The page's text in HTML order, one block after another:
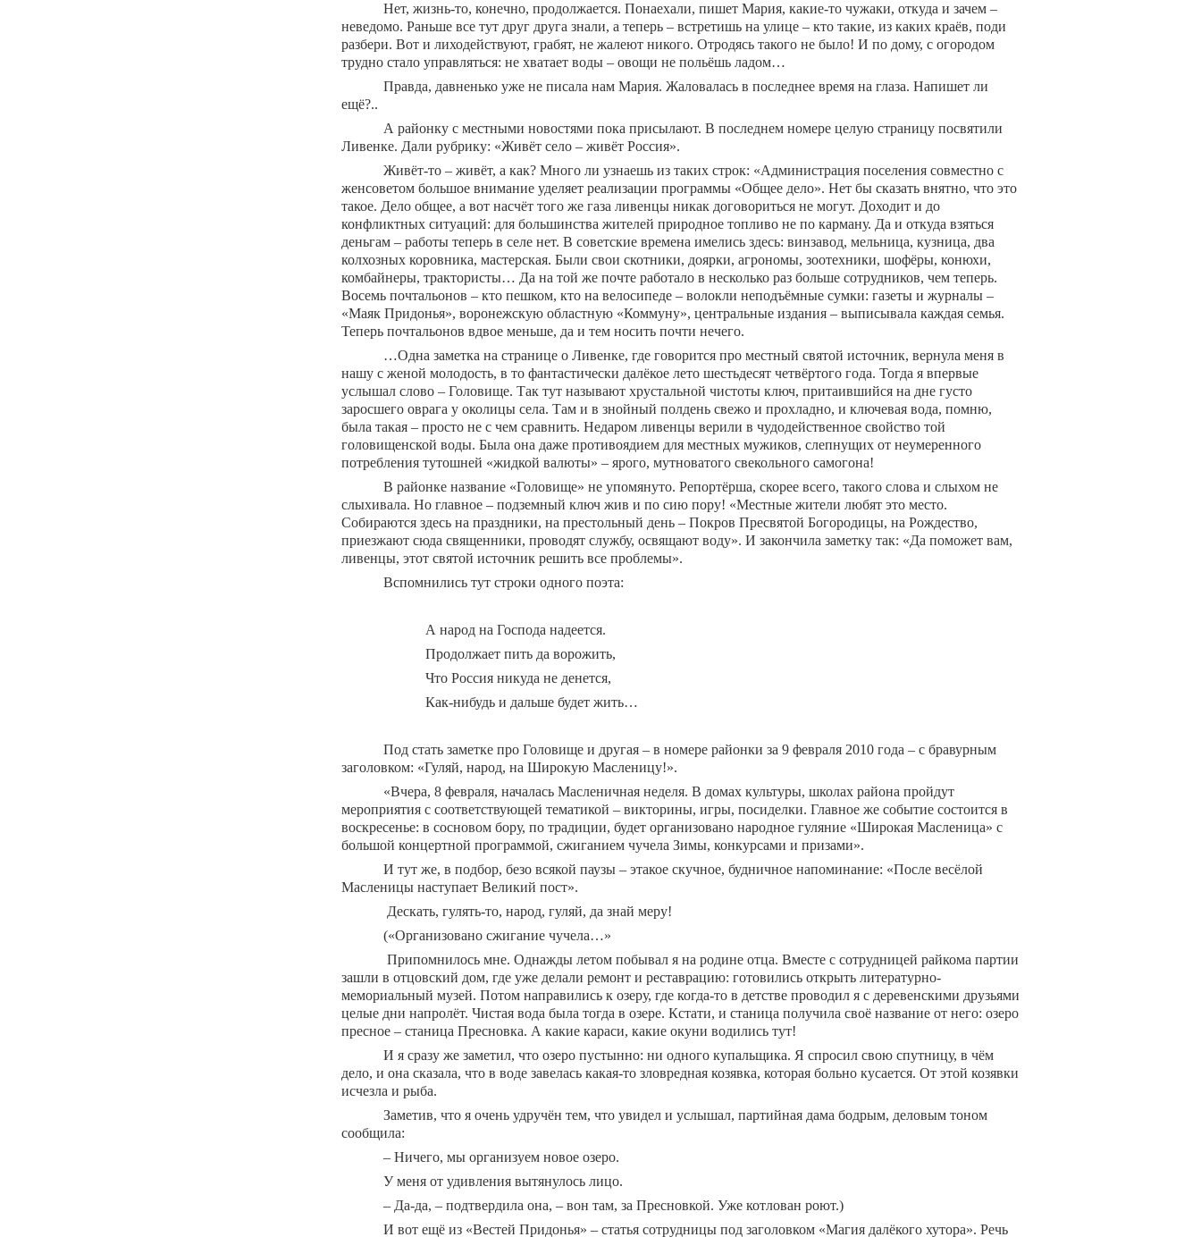
Нет, жизнь-то, конечно, продолжается. Понаехали, пишет Мария, какие-то чужаки, откуда и зачем –
неведомо. Раньше все тут друг друга знали, а теперь – встретишь на улице – кто такие, из каких краёв, поди
разбери. Вот и лиходействуют, грабят, не жалеют никого. Отродясь такого не было! И по дому, с огородом
трудно стало управляться: не хватает воды – овощи не польёшь ладом…
Правда, давненько уже не писала нам Мария. Жаловалась в последнее время на глаза. Напишет ли
ещё?..
А районку с местными новостями пока присылают. В последнем номере целую страницу посвятили
Ливенке. Дали рубрику: «Живёт село – живёт Россия».
Живёт-то – живёт, а как? Много ли узнаешь из таких строк: «Администрация поселения совместно с
женсоветом большое внимание уделяет реализации программы «Общее дело». Нет бы сказать внятно, что это
такое. Дело общее, а вот насчёт того же газа ливенцы никак договориться не могут. Доходит и до
конфликтных ситуаций: для большинства жителей природное топливо не по карману. Да и откуда взяться
деньгам – работы теперь в селе нет. В советские времена имелись здесь: винзавод, мельница, кузница, два
колхозных коровника, мастерская. Были свои скотники, доярки, агрономы, зоотехники, шофёры, конюхи,
комбайнеры, трактористы… Да на той же почте работало в несколько раз больше сотрудников, чем теперь.
Восемь почтальонов – кто пешком, кто на велосипеде – волокли неподъёмные сумки: газеты и журналы –
«Маяк Придонья», воронежскую областную «Коммуну», центральные издания – выписывала каждая семья.
Теперь почтальонов вдвое меньше, да и тем носить почти нечего.
…Одна заметка на странице о Ливенке, где говорится про местный святой источник, вернула меня в
нашу с женой молодость, в то фантастически далёкое лето шестьдесят четвёртого года. Тогда я впервые
услышал слово – Головище. Так тут называют хрустальной чистоты ключ, притаившийся на дне густо
заросшего оврага у околицы села. Там и в знойный полдень свежо и прохладно, и ключевая вода, помню,
была такая – просто не с чем сравнить. Недаром ливенцы верили в чудодейственное свойство той
головищенской воды. Была она даже противоядием для местных мужиков, слепнущих от неумеренного
потребления тутошней «жидкой валюты» – ярого, мутноватого свекольного самогона!
В районке название «Головище» не упомянуто. Репортёрша, скорее всего, такого слова и слыхом не
слыхивала. Но главное – подземный ключ жив и по сию пору! «Местные жители любят это место.
Собираются здесь на праздники, на престольный день – Покров Пресвятой Богородицы, на Рождество,
приезжают сюда священники, проводят службу, освящают воду». И закончила заметку так: «Да поможет вам,
ливенцы, этот святой источник решить все проблемы».
Вспомнились тут строки одного поэта:
А народ на Господа надеется.
Продолжает пить да ворожить,
Что Россия никуда не денется,
Как-нибудь и дальше будет жить…
Под стать заметке про Головище и другая – в номере районки за 9 февраля 2010 года – с бравурным
заголовком: «Гуляй, народ, на Широкую Масленицу!».
«Вчера, 8 февраля, началась Масленичная неделя. В домах культуры, школах района пройдут
мероприятия с соответствующей тематикой – викторины, игры, посиделки. Главное же событие состоится в
воскресенье: в сосновом бору, по традиции, будет организовано народное гуляние «Широкая Масленица» с
большой концертной программой, сжиганием чучела Зимы, конкурсами и призами».
И тут же, в подбор, безо всякой паузы – этакое скучное, будничное напоминание: «После весёлой
Масленицы наступает Великий пост».
Дескать, гулять-то, народ, гуляй, да знай меру!
(«Организовано сжигание чучела…»
Припомнилось мне. Однажды летом побывал я на родине отца. Вместе с сотрудницей райкома партии
зашли в отцовский дом, где уже делали ремонт и реставрацию: готовились открыть литературно-
мемориальный музей. Потом направились к озеру, где когда-то в детстве проводил я с деревенскими друзьями
целые дни напролёт. Чистая вода была тогда в озере. Кстати, и станица получила своё название от него: озеро
пресное – станица Пресновка. А какие караси, какие окуни водились тут!
И я сразу же заметил, что озеро пустынно: ни одного купальщика. Я спросил свою спутницу, в чём
дело, и она сказала, что в воде завелась какая-то зловредная козявка, которая больно кусается. От этой козявки
исчезла и рыба.
Заметив, что я очень удручён тем, что увидел и услышал, партийная дама бодрым, деловым тоном
сообщила:
– Ничего, мы организуем новое озеро.
У меня от удивления вытянулось лицо.
– Да-да, – подтвердила она, – вон там, за Пресновкой. Уже котлован роют.)
И вот ещё из «Вестей Придонья» – статья сотрудницы под заголовком «Магия далёкого хутора». Речь